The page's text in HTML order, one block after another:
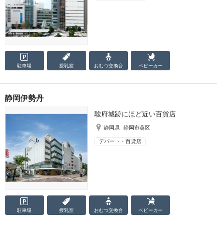
駐車場 授乳室 おむつ交換台 ベビーカー
静岡伊勢丹
駿府城跡にほど近い百貨店
静岡県 静岡市葵区
デパート・百貨店
駐車場 授乳室 おむつ交換台 ベビーカー